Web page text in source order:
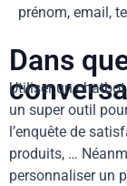
prénom, email,
Dans
Utiliser un
un super outil
l’enquête de
produits, …
personnaliser un